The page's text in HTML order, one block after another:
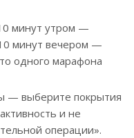
минут утром —
минут вечером —
одного марафона
— выберите покрытия
и не
операции».